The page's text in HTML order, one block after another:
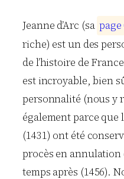
Jeanne d’Arc (sa page
riche) est un des
de l’histoire de
est incroyable, bien
personnalité (nous y
également parce que
(1431) ont été
procès en annulation
temps après (1456).